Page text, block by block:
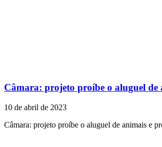
Câmara: projeto proíbe o aluguel de
10 de abril de 2023
Câmara: projeto proíbe o aluguel de animais e